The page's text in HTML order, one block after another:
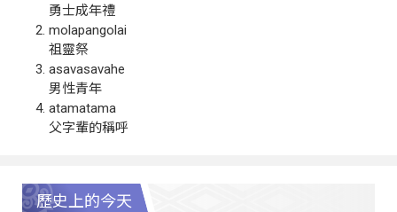
勇士成年禮
molapangolai
祖靈祭
asavasavahe
男性青年
atamatama
父字輩的稱呼
歷史上的今天